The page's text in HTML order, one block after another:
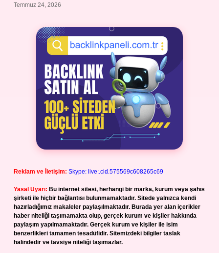
Temmuz 24, 2026
Reklam ve İletişim: Skype: live:.cid.575569c608265c69
Yasal Uyarı: Bu internet sitesi, herhangi bir marka, kurum veya şahıs
şirketi ile hiçbir bağlantısı bulunmamaktadır. Sitede yalnızca kendi
hazırladığımız makaleler paylaşılmaktadır. Burada yer alan içerikler
haber niteliği taşımamakta olup, gerçek kurum ve kişiler hakkında
paylaşım yapılmamaktadır. Gerçek kurum ve kişiler ile isim
benzerlikleri tamamen tesadüfidir. Sitemizdeki bilgiler taslak
halindedir ve tavsiye niteliği taşımazlar.